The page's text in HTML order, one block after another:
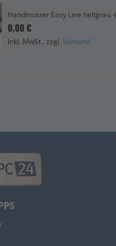
Handmuster Easy Line hellgrau
0,00 €
Inkl. MwSt., zzgl. Versand